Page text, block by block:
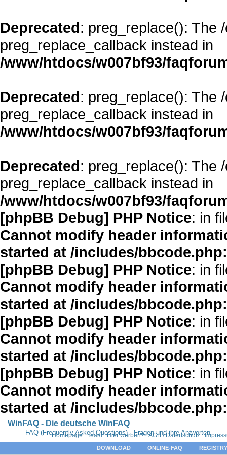
Deprecated: preg_replace(): The
preg_replace_callback instead in
/www/htdocs/w007bf93/
Deprecated: preg_replace(): The
preg_replace_callback instead in
/www/htdocs/w007bf93/
Deprecated: preg_replace(): The
preg_replace_callback instead in
/www/htdocs/w007bf93/
[phpBB Debug] PHP Notice: in
Cannot modify header
started at /includes/
[phpBB Debug] PHP Notice: in
Cannot modify header
started at /includes/
[phpBB Debug] PHP Notice: in
Cannot modify header
started at /includes/
[phpBB Debug] PHP Notice: in
Cannot modify header
started at /includes/
WinFAQ - Die deutsche WinFAQ
FAQ (Frequently Asked Questions) - Fragen und ihre Antworten
Homepage: Team: Hier werben?:AGB / Datenschutz :
DOWNLOAD ONLINE-FAQ